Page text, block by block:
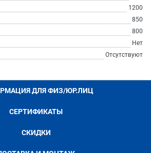
1200
850
800
Нет
Отсутствуют
ДЛЯ ФИЗ/ЮР.ЛИЦ
СЕРТИФИКАТЫ
СКИДКИ